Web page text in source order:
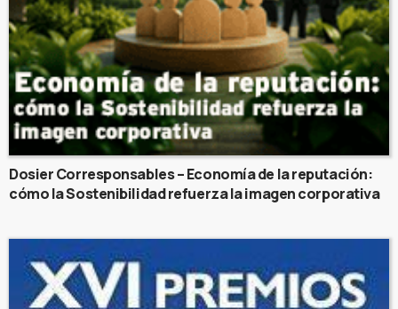
Dosier Corresponsables – Economía de la reputación:
cómo la Sostenibilidad refuerza la imagen corporativa